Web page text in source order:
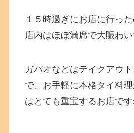
１５時過ぎにお店に行っ
店内はほぼ満席で大賑わい
ガパオなどはテイクアウ
で、お手軽に本格タイ料
はとても重宝するお店です